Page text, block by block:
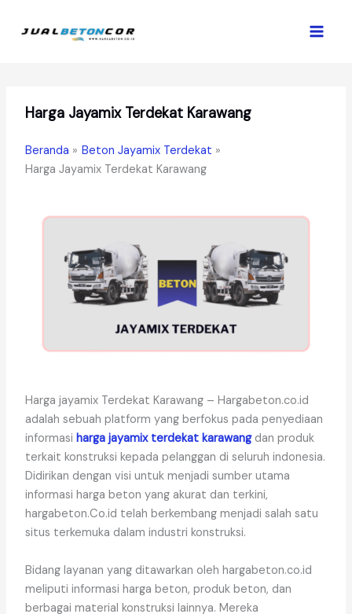
Harga Jayamix Terdekat Karawang
Beranda
Beton Jayamix Terdekat
Harga Jayamix Terdekat Karawang
Harga jayamix Terdekat Karawang – Hargabeton.co.id
adalah sebuah platform yang berfokus pada penyediaan
informasi harga jayamix terdekat karawangdan produk
terkait konstruksi kepada pelanggan di seluruh indonesia.
Didirikan dengan visi untuk menjadi sumber utama
informasi harga beton yang akurat dan terkini,
hargabeton.Co.id telah berkembang menjadi salah satu
situs terkemuka dalam industri konstruksi.
Bidang layanan yang ditawarkan oleh hargabeton.co.id
meliputi informasi harga beton, produk beton, dan
berbagai material konstruksi lainnya. Mereka